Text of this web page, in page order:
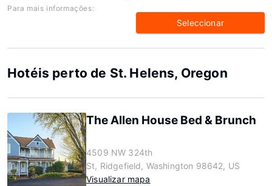
Para mais informações:
Seleccionar
Hotéis perto de St. Helens, Oregon
The Allen House Bed & Brunch
4509 NW 324th
St, Ridgefield, Washington 98642, US
Visualizar mapa